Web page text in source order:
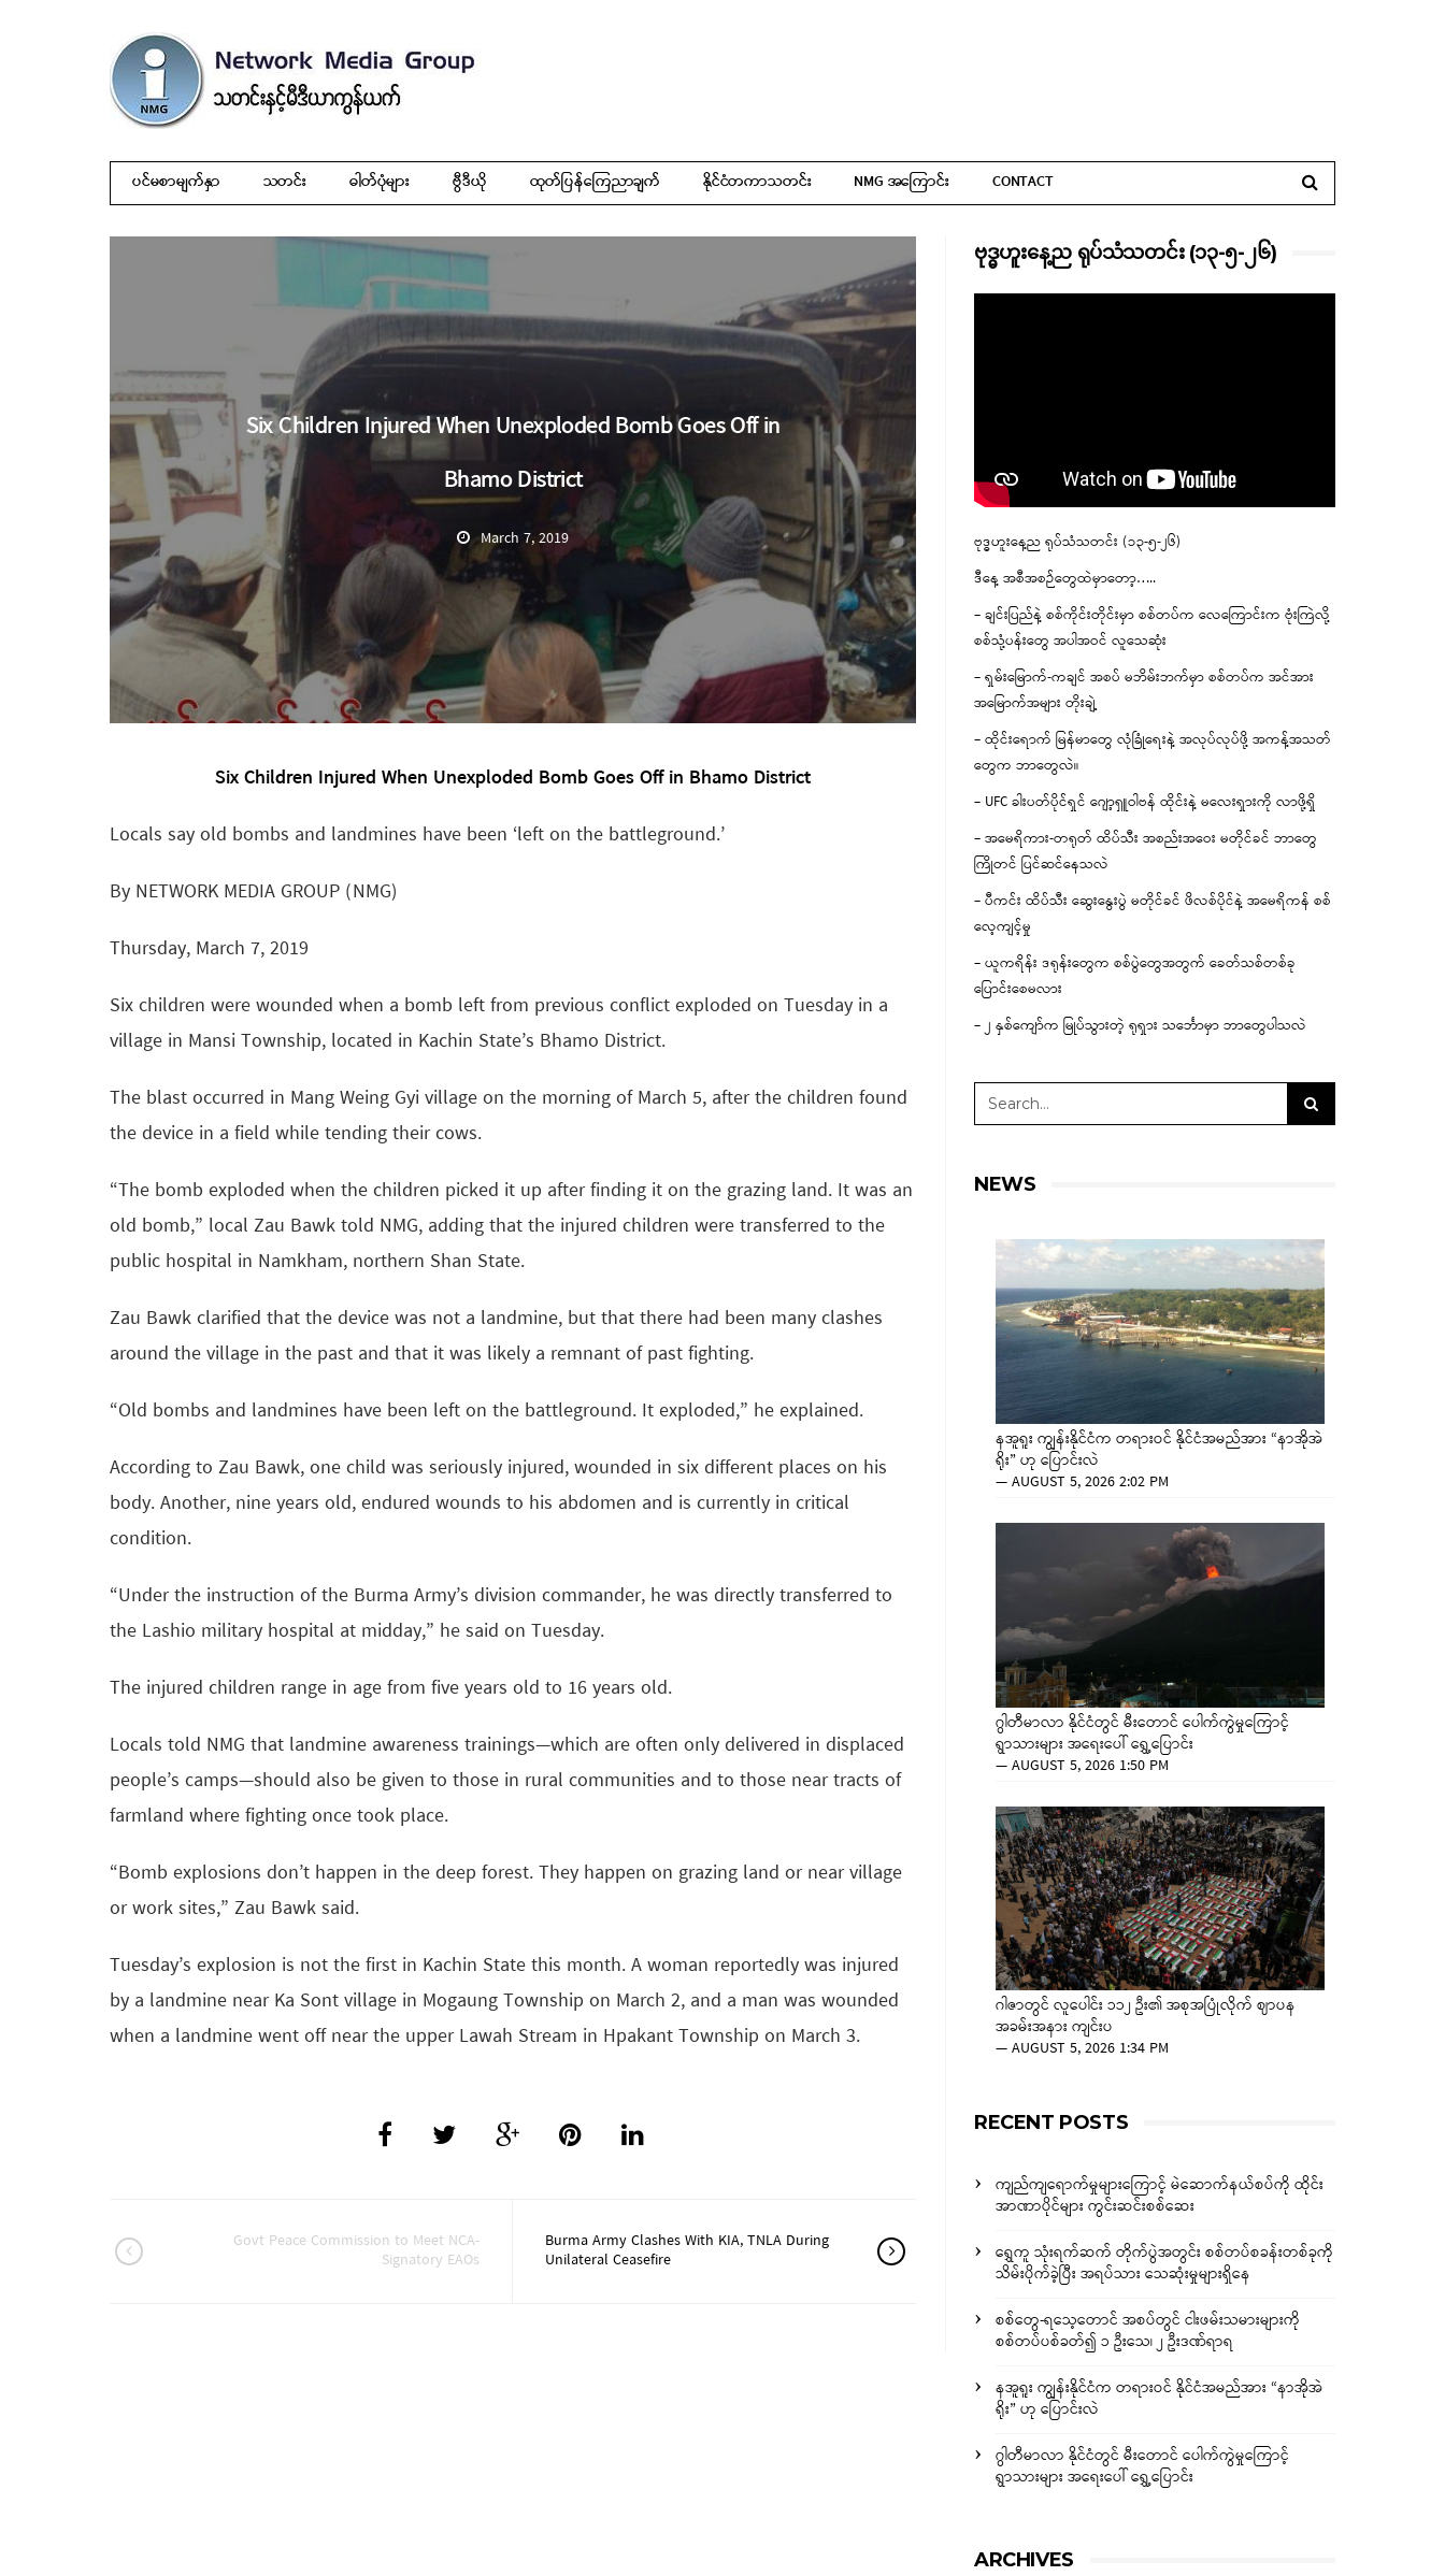
ပင်မစာမျက်နှာ သတင်း ဓါတ်ပုံများ ဗွီဒီယို ထုတ်ပြန်ကြေညာချက် နိုင်ငံတကာသတင်း NMG အကြောင်း CONTACT
Six Children Injured When Unexploded Bomb Goes Off in
Bhamo District
March 7, 2019
Six Children Injured When Unexploded Bomb Goes Off in Bhamo District
Locals say old bombs and landmines have been ‘left on the battleground.’
By NETWORK MEDIA GROUP (NMG)
Thursday, March 7, 2019
Six children were wounded when a bomb left from previous conflict exploded on Tuesday in a
village in Mansi Township, located in Kachin State’s Bhamo District.
The blast occurred in Mang Weing Gyi village on the morning of March 5, after the children found
the device in a field while tending their cows.
“The bomb exploded when the children picked it up after finding it on the grazing land. It was an
old bomb,” local Zau Bawk told NMG, adding that the injured children were transferred to the
public hospital in Namkham, northern Shan State.
Zau Bawk clarified that the device was not a landmine, but that there had been many clashes
around the village in the past and that it was likely a remnant of past fighting.
“Old bombs and landmines have been left on the battleground. It exploded,” he explained.
According to Zau Bawk, one child was seriously injured, wounded in six different places on his
body. Another, nine years old, endured wounds to his abdomen and is currently in critical
condition.
“Under the instruction of the Burma Army’s division commander, he was directly transferred to
the Lashio military hospital at midday,” he said on Tuesday.
The injured children range in age from five years old to 16 years old.
Locals told NMG that landmine awareness trainings—which are often only delivered in displaced
people’s camps—should also be given to those in rural communities and to those near tracts of
farmland where fighting once took place.
“Bomb explosions don’t happen in the deep forest. They happen on grazing land or near village
or work sites,” Zau Bawk said.
Tuesday’s explosion is not the first in Kachin State this month. A woman reportedly was injured
by a landmine near Ka Sont village in Mogaung Township on March 2, and a man was wounded
when a landmine went off near the upper Lawah Stream in Hpakant Township on March 3.
Govt Peace Commission to Meet NCA-
Signatory EAOs
Burma Army Clashes With KIA, TNLA During
Unilateral Ceasefire
ဗုဒ္ဓဟူးနေ့ည ရုပ်သံသတင်း (၁၃-၅-၂၆)
ဗုဒ္ဓဟူးနေ့ည ရုပ်သံသတင်း (၁၃-၅-၂၆)
ဒီနေ့ အစီအစဉ်တွေထဲမှာတော့…..
– ချင်းပြည်နဲ့ စစ်ကိုင်းတိုင်းမှာ စစ်တပ်က လေကြောင်းက ဗုံးကြဲလို့
စစ်သုံ့ပန်းတွေ အပါအဝင် လူသေဆုံး
– ရှမ်းမြောက်-ကချင် အစပ် မဘိမ်းဘက်မှာ စစ်တပ်က အင်အား
အမြောက်အများ တိုးချဲ့
– ထိုင်းရောက် မြန်မာတွေ လုံခြုံရေးနဲ့ အလုပ်လုပ်ဖို့ အကန့်အသတ်
တွေက ဘာတွေလဲ။
– UFC ခါးပတ်ပိုင်ရှင် ဂျော့ရှူဝါဗန် ထိုင်းနဲ့ မလေးရှားကို လာဖို့ရှိ
– အမေရိကား-တရုတ် ထိပ်သီး အစည်းအဝေး မတိုင်ခင် ဘာတွေ
ကြိုတင် ပြင်ဆင်နေသလဲ
– ပီကင်း ထိပ်သီး ဆွေးနွေးပွဲ မတိုင်ခင် ဖိလစ်ပိုင်နဲ့ အမေရိကန် စစ်
လေ့ကျင့်မှု
– ယူကရိန်း ဒရုန်းတွေက စစ်ပွဲတွေအတွက် ခေတ်သစ်တစ်ခု
ပြောင်းစေမလား
– ၂ နှစ်ကျော်က မြုပ်သွားတဲ့ ရုရှား သင်္ဘောမှာ ဘာတွေပါသလဲ
NEWS
နအူရူး ကျွန်းနိုင်ငံက တရားဝင် နိုင်ငံအမည်အား “နာအိုအဲ
ရိုး” ဟု ပြောင်းလဲ
—AUGUST 5, 2026 2:02 PM
ဂွါတီမာလာ နိုင်ငံတွင် မီးတောင် ပေါက်ကွဲမှုကြောင့်
ရွာသားများ အရေးပေါ် ရွှေ့ပြောင်း
—AUGUST 5, 2026 1:50 PM
ဂါဇာတွင် လူပေါင်း ၁၁၂ ဦး၏ အစုအပြုံလိုက် ဈာပန
အခမ်းအနား ကျင်းပ
—AUGUST 5, 2026 1:34 PM
RECENT POSTS
ကျည်ကျရောက်မှုများကြောင့် မဲဆောက်နယ်စပ်ကို ထိုင်း
အာဏာပိုင်များ ကွင်းဆင်းစစ်ဆေး
ရွှေကူ သုံးရက်ဆက် တိုက်ပွဲအတွင်း စစ်တပ်စခန်းတစ်ခုကို
သိမ်းပိုက်ခဲ့ပြီး အရပ်သား သေဆုံးမှုများရှိနေ
စစ်တွေ-ရသေ့တောင် အစပ်တွင် ငါးဖမ်းသမားများကို
စစ်တပ်ပစ်ခတ်၍ ၁ ဦးသေ၊ ၂ ဦးဒဏ်ရာရ
နအူရူး ကျွန်းနိုင်ငံက တရားဝင် နိုင်ငံအမည်အား “နာအိုအဲ
ရိုး” ဟု ပြောင်းလဲ
ဂွါတီမာလာ နိုင်ငံတွင် မီးတောင် ပေါက်ကွဲမှုကြောင့်
ရွာသားများ အရေးပေါ် ရွှေ့ပြောင်း
ARCHIVES